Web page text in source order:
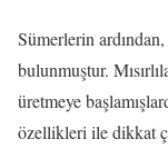
Sümerlerin ardından,
bulunmuştur.
üretmeye
özellikleri ile dikkat